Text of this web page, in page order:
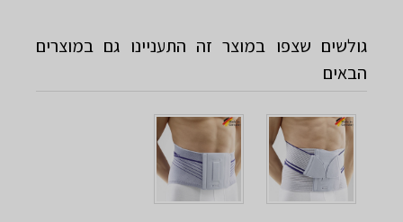
גולשים שצפו במוצר זה התעניינו גם במוצרים
הבאים